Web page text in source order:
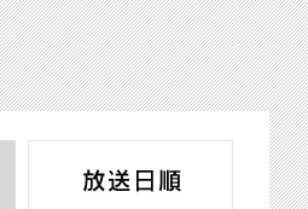
放送日順